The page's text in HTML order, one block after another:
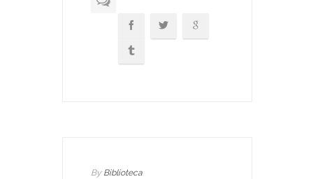
ByBiblioteca